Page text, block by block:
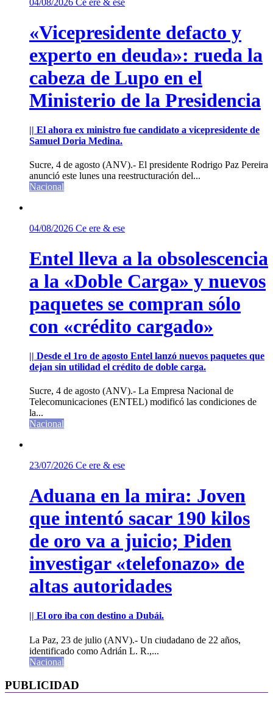
04/08/2026 Ce ere & ese
«Vicepresidente defacto y
experto en deuda»: rueda la
cabeza de Lupo en el
Ministerio de la Presidencia
|| El ahora ex ministro fue candidato a vicepresidente de
Samuel Doria Medina.
Sucre, 4 de agosto (ANV).- El presidente Rodrigo Paz Pereira
anunció este lunes una reestructuración del...
Nacional
04/08/2026 Ce ere & ese
Entel lleva a la obsolescencia
a la «Doble Carga» y nuevos
paquetes se compran sólo
con «crédito cargado»
|| Desde el 1ro de agosto Entel lanzó nuevos paquetes que
dejan sin utilidad el crédito de doble carga.
Sucre, 4 de agosto (ANV).- La Empresa Nacional de
Telecomunicaciones (ENTEL) modificó las condiciones de
la...
Nacional
23/07/2026 Ce ere & ese
Aduana en la mira: Joven
que intentó sacar 190 kilos
de oro va a juicio; Piden
investigar «telefonazo» de
altas autoridades
|| El oro iba con destino a Dubái.
La Paz, 23 de julio (ANV).- Un ciudadano de 22 años,
identificado como Adrián L. R.,...
Nacional
PUBLICIDAD